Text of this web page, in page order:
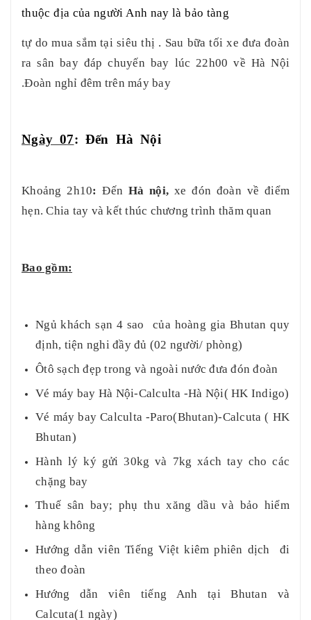
thuộc địa của người Anh nay là bảo tàng
tự do mua sắm tại siêu thị . Sau bữa tối xe đưa đoàn
ra sân bay đáp chuyến bay lúc 22h00 về Hà Nội
.Đoàn nghỉ đêm trên máy bay
Ngày 07: Đến Hà Nội
Khoảng 2h10:Đến Hà nội, xe đón đoàn về điểm
hẹn. Chia tay và kết thúc chương trình thăm quan
Bao gồm:
Ngủ khách sạn 4 sao
của hoàng gia Bhutan quy
định, tiện nghi đầy đủ (02 người/ phòng)
Ôtô sạch đẹp trong và ngoài nước đưa đón đoàn
Vé máy bay Hà Nội-Calculta -Hà Nội( HK Indigo)
Vé máy bay Calculta -Paro(Bhutan)-Calcuta ( HK
Bhutan)
Hành lý ký gửi 30kg và 7kg xách tay cho các
chặng bay
Thuế sân bay; phụ thu xăng dầu và bảo hiểm
hàng không
Hướng dẫn viên Tiếng Việt kiêm phiên dịch đi
theo đoàn
Hướng dẫn viên tiếng Anh tại Bhutan và
Calcuta(1 ngày)